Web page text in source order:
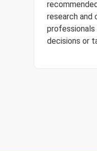
research and
professionals
decisions or